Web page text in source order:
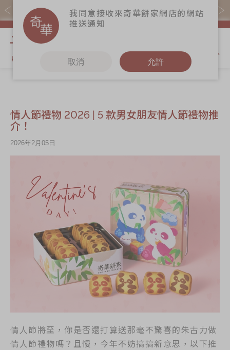
購物滿$368(折扣後)即免本地運費！
最新推廣
分店網絡
商務銷售
嫁喜須知
奇華網誌
2026
手信禮品
家鄉餅食｜香港
節日時令食品
茗茶系列
奇華迪士尼禮盒
奇華LINE
所有產品
產品價目表
奇華工作坊
聯絡奇華
情人節禮物 2026 | 5 款男女朋友情人節禮物推
介！
2026年2月05日
情人節將至，你是否還打算送那毫不驚喜的朱古力做
情人節禮物嗎？且慢，今年不妨搞搞新意思，以下推
我同意接收來奇華餅家網店的網站
推送通知
取消 允許